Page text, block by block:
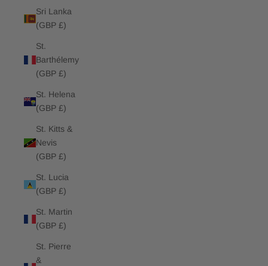
Sri Lanka
(GBP £)
St.
Barthélemy
(GBP £)
St. Helena
(GBP £)
St. Kitts &
Nevis
(GBP £)
St. Lucia
(GBP £)
St. Martin
(GBP £)
St. Pierre
&